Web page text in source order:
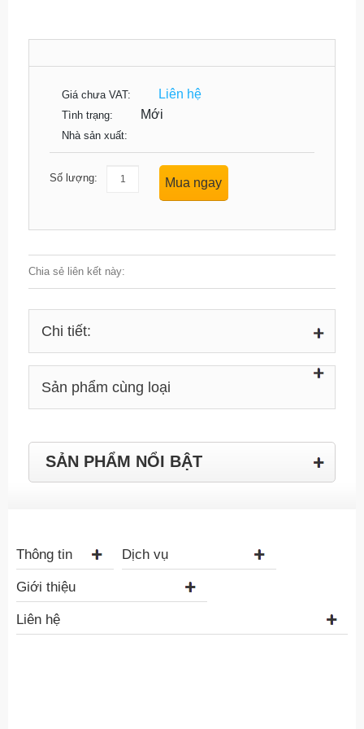
Giá chưa VAT: Liên hệ
Tình trạng: Mới
Nhà sản xuất:
Số lượng: Mua ngay
Chia sẻ liên kết này:
Chi tiết:
Sản phẩm cùng loại
SẢN PHẨM NỔI BẬT
Thông tin Dịch vụ
Giới thiệu
Liên hệ